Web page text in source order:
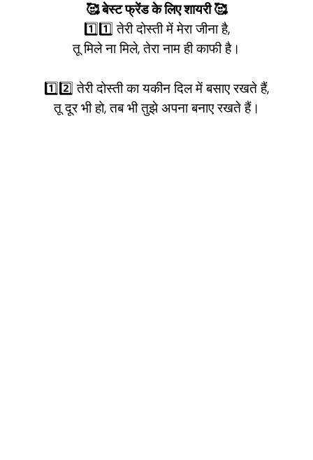
🥰 बेस्ट फ्रेंड के लिए शायरी 🥰
1️⃣1️⃣ तेरी दोस्ती में मेरा जीना है,
तू मिले ना मिले, तेरा नाम ही काफी है।
1️⃣2️⃣ तेरी दोस्ती का यकीन दिल में बसाए रखते हैं,
तू दूर भी हो, तब भी तुझे अपना बनाए रखते हैं।